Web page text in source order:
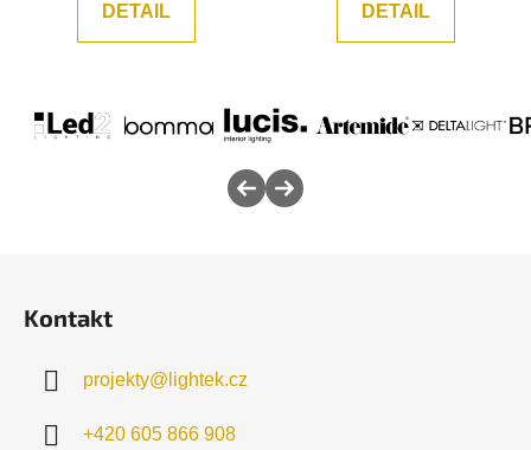
DETAIL DETAIL
Kontakt
projekty@ lightek.cz
+420 605 866 908